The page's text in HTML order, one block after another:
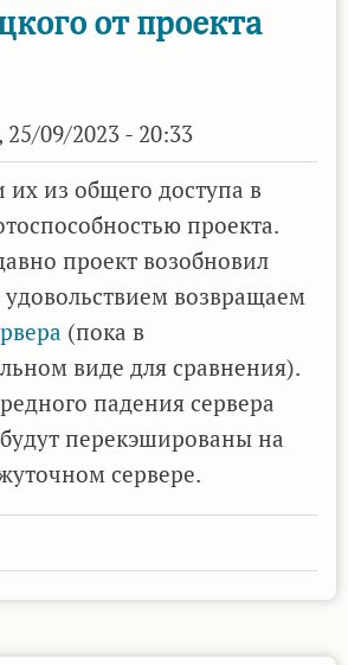
от проекта
25/09/2023 - 20:33
их из общего доступа в
проекта.
проект возобновил
удовольствием возвращаем
(пока в
виде для сравнения).
падения сервера
перекэшированы на
сервере.